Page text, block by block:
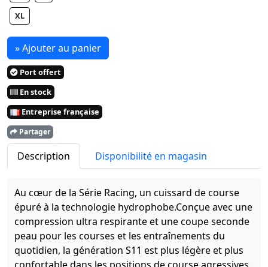
XL
» Ajouter au panier
Port offert
En stock
Entreprise française
Partager
Description Disponibilité en magasin
Au cœur de la Série Racing, un cuissard de course
épuré à la technologie hydrophobe.Conçue avec une
compression ultra respirante et une coupe seconde
peau pour les courses et les entraînements du
quotidien, la génération S11 est plus légère et plus